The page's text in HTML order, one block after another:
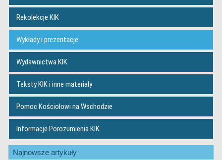
Rekolekcje KIK
Wykłady i prezentacje
Wydawnictwa KIK
Teksty KIK i inne materiały
Pomoc Kościołowi na Wschodzie
Informacje Porozumienia KIK
Najnowsze artykuły